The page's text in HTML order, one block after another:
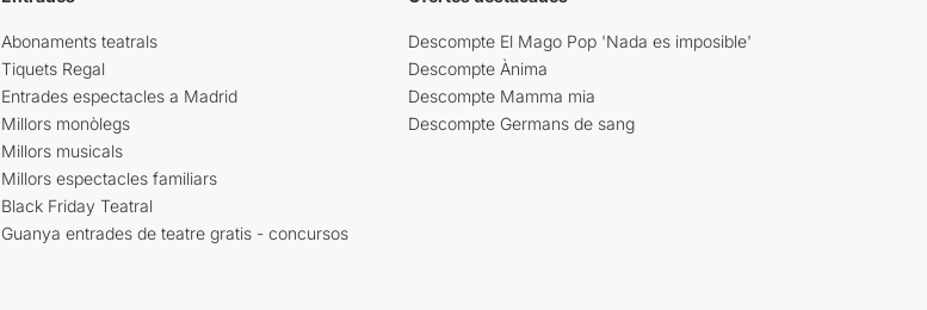
Abonaments teatrals
Tiquets Regal
Entrades espectacles a Madrid
Millors monòlegs
Millors musicals
Millors espectacles familiars
Black Friday Teatral
Guanya entrades de teatre gratis - concursos
Descompte El Mago Pop 'Nada es imposible'
Descompte Ànima
Descompte Mamma mia
Descompte Germans de sang